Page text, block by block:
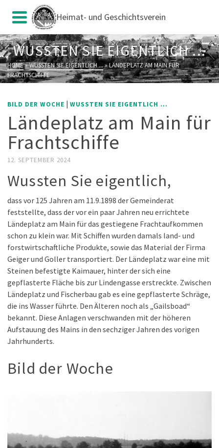
Heimat- und Geschichtsverein
WUSSTEN SIE EIGENTLICH ...
HOME»WUSSTEN SIE EIGENTLICH ...»LÄNDEPLATZ AM MAIN FÜR
FRACHTSCHIFFE
BILD DER WOCHE | WUSSTEN SIE EIGENTLICH ...
Ländeplatz am Main für
Frachtschiffe
12. SEPTEMBER 2024
Wussten Sie eigentlich,
dass vor 125 Jahren am 11.9.1898 der Gemeinderat
feststellte, dass der vor ein paar Jahren neu errichtete
Ländeplatz am Main für das gestiegene Frachtaufkommen
schon zu klein war. Mit Schiffen wurden damals land- und
forstwirtschaftliche Produkte, sowie das Material der Firma
Geiger und Goller transportiert. Der Ländeplatz war eine mit
Steinen befestigte Kaimauer, hinter der sich eine
gepflasterte Fläche bis zur Lindengasse erstreckte. Zwischen
Ländeplatz und Fischerbau gab es eine gepflasterte Schräge,
die ins Wasser führte. Den Älteren noch als „Gailsboad“
bekannt. Diese Anlagen verschwanden mit der höheren
Aufstauung des Mains in den sechziger Jahren des vorigen
Jahrhunderts.
Bild der Woche